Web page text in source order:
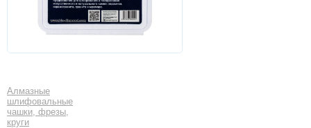
Алмазные
шлифовальные
чашки, фрезы,
круги